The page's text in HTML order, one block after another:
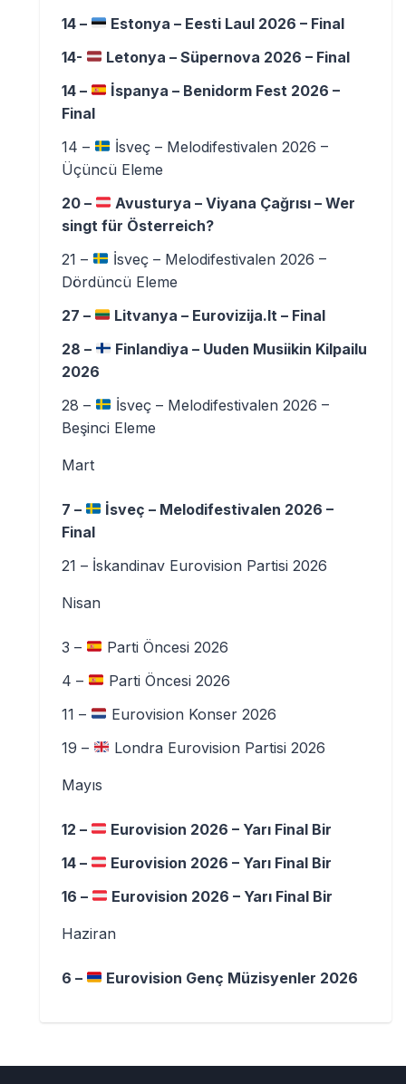
14 –
Estonya – Eesti Laul 2026 – Final
14-
Letonya – Süpernova 2026 – Final
14 –
İspanya – Benidorm Fest 2026 –
Final
14 –
İsveç – Melodifestivalen 2026 –
Üçüncü Eleme
20 –
Avusturya – Viyana Çağrısı – Wer
singt für Österreich?
21 –
İsveç – Melodifestivalen 2026 –
Dördüncü Eleme
27 –
Litvanya – Eurovizija.lt – Final
28 –
Finlandiya – Uuden Musiikin Kilpailu
2026
28 –
İsveç – Melodifestivalen 2026 –
Beşinci Eleme
Mart
7 –
İsveç – Melodifestivalen 2026 –
Final
21 – İskandinav Eurovision Partisi 2026
Nisan
3 –
Parti Öncesi 2026
4 –
Parti Öncesi 2026
11 –
Eurovision Konser 2026
19 –
Londra Eurovision Partisi 2026
Mayıs
12 –
Eurovision 2026 – Yarı Final Bir
14 –
Eurovision 2026 – Yarı Final Bir
16 –
Eurovision 2026 – Yarı Final Bir
Haziran
6 – Eurovision Genç Müzisyenler 2026